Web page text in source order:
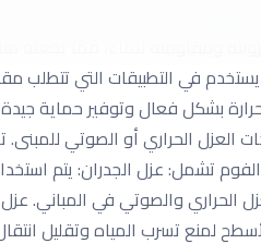
في التطبيقات التي تتطلب
بشكل فعال وتوفير حماية
العزل الحراري أو الصوتي
تشمل: عزل الجدران: يتم
الحراري والصوتي في المباني.
لمنع تسرب المياه وتقليل انتقال